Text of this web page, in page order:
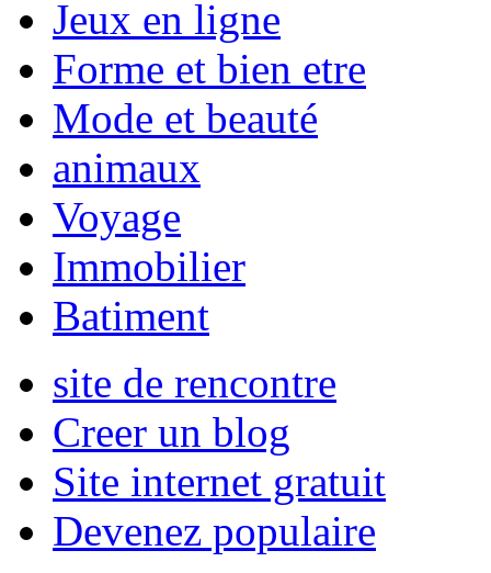
Jeux en ligne
Forme et bien etre
Mode et beauté
animaux
Voyage
Immobilier
Batiment
site de rencontre
Creer un blog
Site internet gratuit
Devenez populaire